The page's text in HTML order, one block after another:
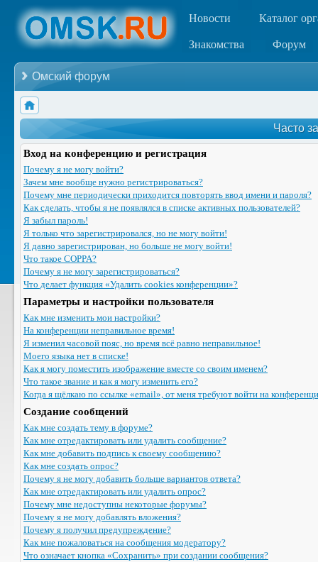
Новости Каталог
Знакомства Форум
Омский форум
Часто
Вход на конференцию и регистрация
Почему я не могу войти?
Зачем мне вообще нужно регистрироваться?
Почему мне периодически приходится повторять ввод имени и пароля?
Как сделать, чтобы я не появлялся в списке активных пользователей?
Я забыл пароль!
Я только что зарегистрировался, но не могу войти!
Я давно зарегистрирован, но больше не могу войти!
Что такое COPPA?
Почему я не могу зарегистрироваться?
Что делает функция «Удалить cookies конференции»?
Параметры и настройки пользователя
Как мне изменить мои настройки?
На конференции неправильное время!
Я изменил часовой пояс, но время всё равно неправильное!
Моего языка нет в списке!
Как я могу поместить изображение вместе со своим именем?
Что такое звание и как я могу изменить его?
Когда я щёлкаю по ссылке «email», от меня требуют войти на
Создание сообщений
Как мне создать тему в форуме?
Как мне отредактировать или удалить сообщение?
Как мне добавить подпись к своему сообщению?
Как мне создать опрос?
Почему я не могу добавить больше вариантов ответа?
Как мне отредактировать или удалить опрос?
Почему мне недоступны некоторые форумы?
Почему я не могу добавлять вложения?
Почему я получил предупреждение?
Как мне пожаловаться на сообщения модератору?
Что означает кнопка «Сохранить» при создании сообщения?